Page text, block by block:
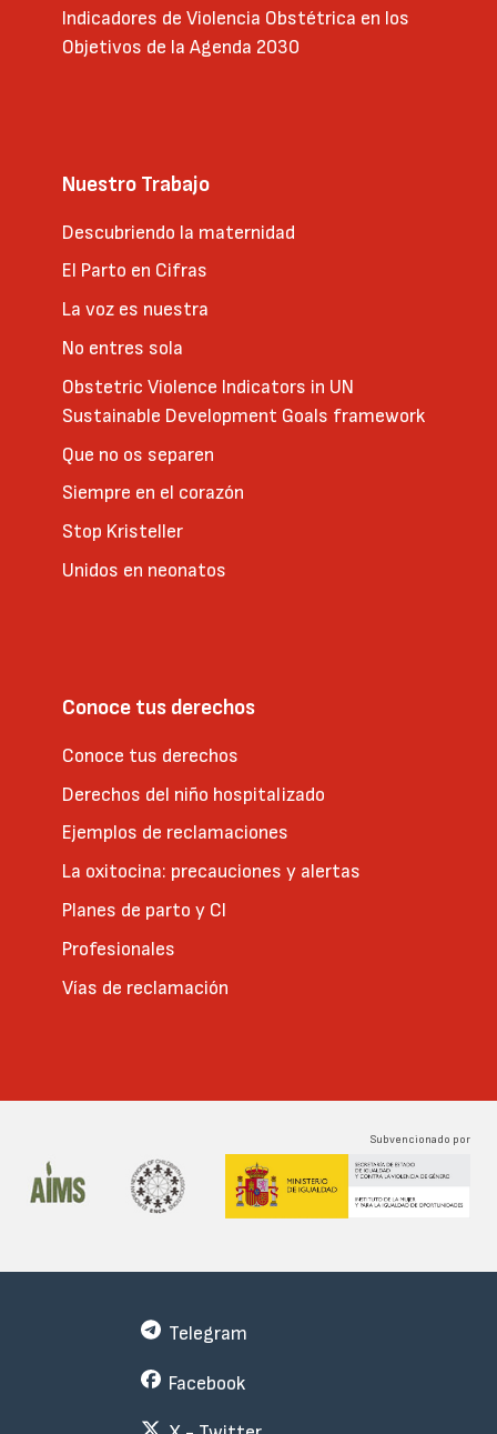
Indicadores de Violencia Obstétrica en los
Objetivos de la Agenda 2030
Nuestro Trabajo
Descubriendo la maternidad
El Parto en Cifras
La voz es nuestra
No entres sola
Obstetric Violence Indicators in UN
Sustainable Development Goals framework
Que no os separen
Siempre en el corazón
Stop Kristeller
Unidos en neonatos
Conoce tus derechos
Conoce tus derechos
Derechos del niño hospitalizado
Ejemplos de reclamaciones
La oxitocina: precauciones y alertas
Planes de parto y CI
Profesionales
Vías de reclamación
Subvencionado por
Telegram
Facebook